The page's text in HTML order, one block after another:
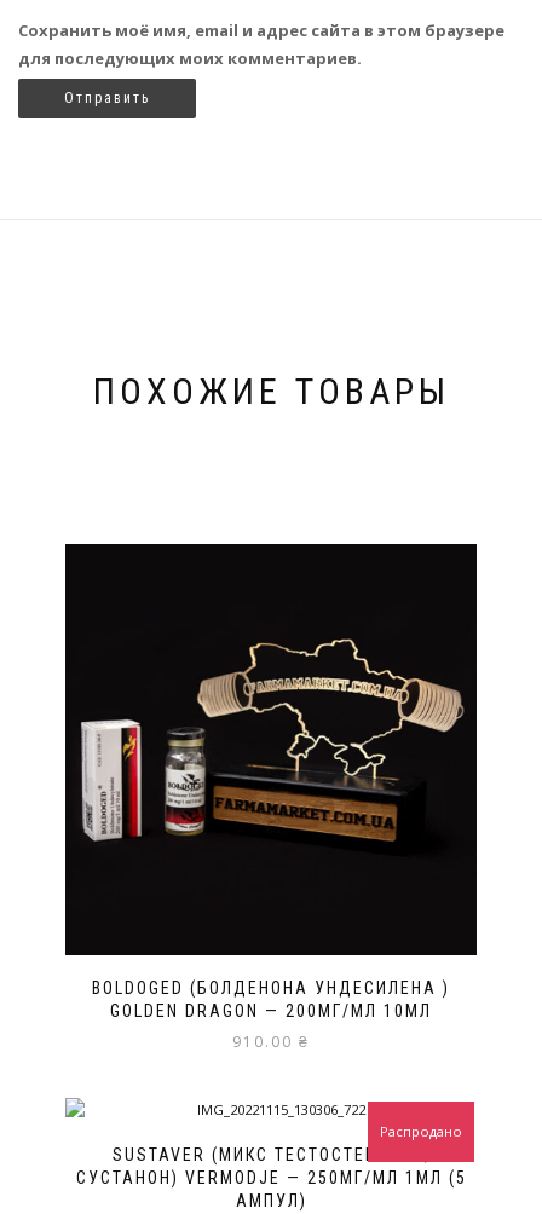
Сохранить моё имя, email и адрес сайта в этом браузере
для последующих моих комментариев.
ПОХОЖИЕ ТОВАРЫ
BOLDOGED (БОЛДЕНОНА УНДЕСИЛЕНА )
GOLDEN DRAGON — 200МГ/МЛ 10МЛ
910.00 ₴
SUSTAVER (МИКС ТЕСТОСТЕРОНОВ,
СУСТАНОН) VERMODJE — 250МГ/МЛ 1МЛ (5
АМПУЛ)
Распродано